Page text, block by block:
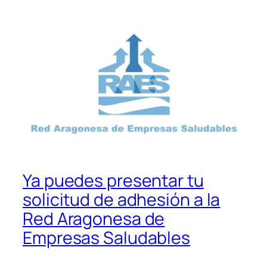
Ya puedes presentar tu
solicitud de adhesión a la
Red Aragonesa de
Empresas Saludables